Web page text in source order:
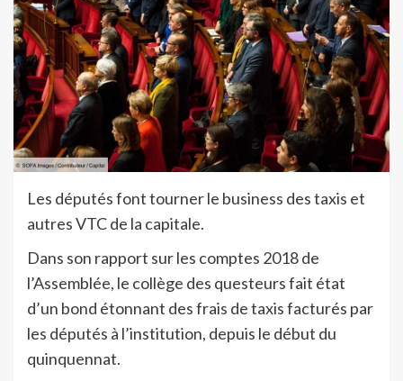
Les députés font tourner le business des taxis et
autres VTC de la capitale.
Dans son rapport sur les comptes 2018 de
l’Assemblée, le collège des questeurs fait état
d’un bond étonnant des frais de taxis facturés par
les députés à l’institution, depuis le début du
quinquennat.